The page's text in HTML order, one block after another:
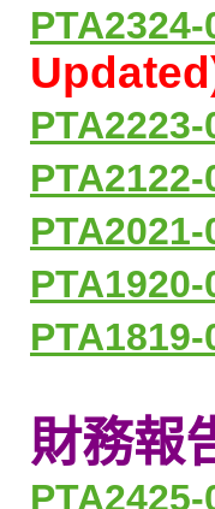
PTA2324-
PTA2223-
PTA2122-
PTA2021-
PTA1920-
PTA1819-
財務報
PTA2425-